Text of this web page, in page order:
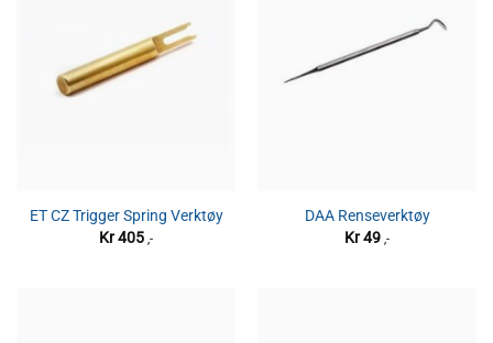
ET CZ Trigger Spring Verktøy
Kr405 ,-
DAA Renseverktøy
Kr49 ,-